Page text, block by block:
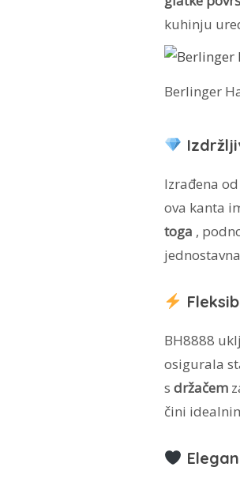
kuhinju
Berlinger
Izrađena od
ova kanta
toga ,
BH8888
osigurala
s držačem
čini